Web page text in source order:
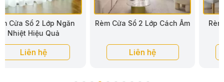
Rèm Cửa Sổ 2 Lớp Cách Âm
Liên hệ
Rèm Cửa Sổ 2 Lớp Vải Bố
Liên hệ